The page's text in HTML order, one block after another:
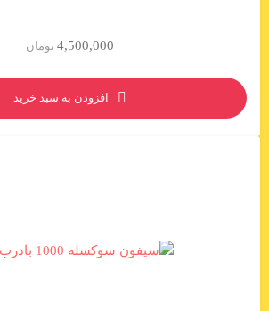
تومان 4,500,000
افزودن به سبد خرید